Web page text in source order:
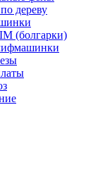
дереву
(болгарки)